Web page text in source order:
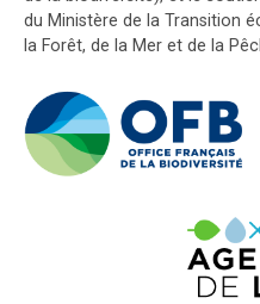
du Ministère de la Transition
la Forêt, de la Mer et de la